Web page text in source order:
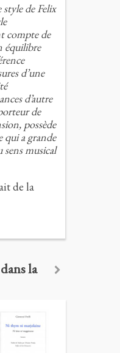
de Felix
compte de
équilibre
d’une
d’autre
de
possède
qui a grande
musical
de la
la